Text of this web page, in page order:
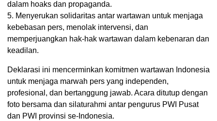
dalam hoaks dan propaganda.
5. Menyerukan solidaritas antar wartawan untuk menjaga
kebebasan pers, menolak intervensi, dan
memperjuangkan hak-hak wartawan dalam kebenaran dan
keadilan.
Deklarasi ini mencerminkan komitmen wartawan Indonesia
untuk menjaga marwah pers yang independen,
profesional, dan bertanggung jawab. Acara ditutup dengan
foto bersama dan silaturahmi antar pengurus PWI Pusat
dan PWI provinsi se-Indonesia.